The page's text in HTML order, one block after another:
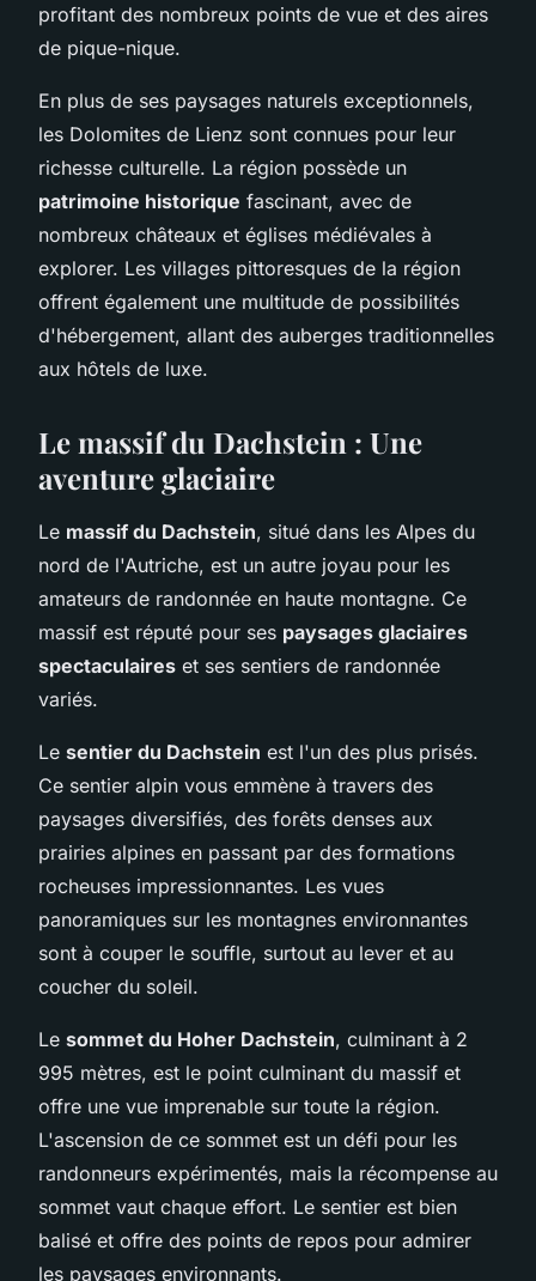
profitant des nombreux points de vue et des aires
de pique-nique.
En plus de ses paysages naturels exceptionnels,
les Dolomites de Lienz sont connues pour leur
richesse culturelle. La région possède un
patrimoine historique fascinant, avec de
nombreux châteaux et églises médiévales à
explorer. Les villages pittoresques de la région
offrent également une multitude de possibilités
d'hébergement, allant des auberges traditionnelles
aux hôtels de luxe.
Le massif du Dachstein : Une
aventure glaciaire
Le massif du Dachstein, situé dans les Alpes du
nord de l'Autriche, est un autre joyau pour les
amateurs de randonnée en haute montagne. Ce
massif est réputé pour ses paysages glaciaires
spectaculaires et ses sentiers de randonnée
variés.
Le sentier du Dachstein est l'un des plus prisés.
Ce sentier alpin vous emmène à travers des
paysages diversifiés, des forêts denses aux
prairies alpines en passant par des formations
rocheuses impressionnantes. Les vues
panoramiques sur les montagnes environnantes
sont à couper le souffle, surtout au lever et au
coucher du soleil.
Le sommet du Hoher Dachstein, culminant à 2
995 mètres, est le point culminant du massif et
offre une vue imprenable sur toute la région.
L'ascension de ce sommet est un défi pour les
randonneurs expérimentés, mais la récompense au
sommet vaut chaque effort. Le sentier est bien
balisé et offre des points de repos pour admirer
les paysages environnants.